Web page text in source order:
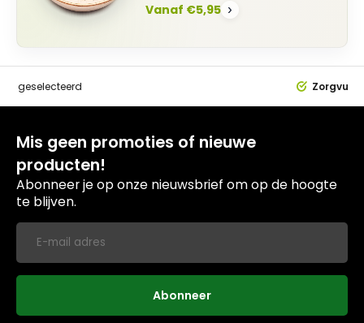
Vanaf €5,95 ›
geselecteerd
Mis geen promoties of nieuwe
producten!
Abonneer je op onze nieuwsbrief om op de hoogte
te blijven.
Abonneer